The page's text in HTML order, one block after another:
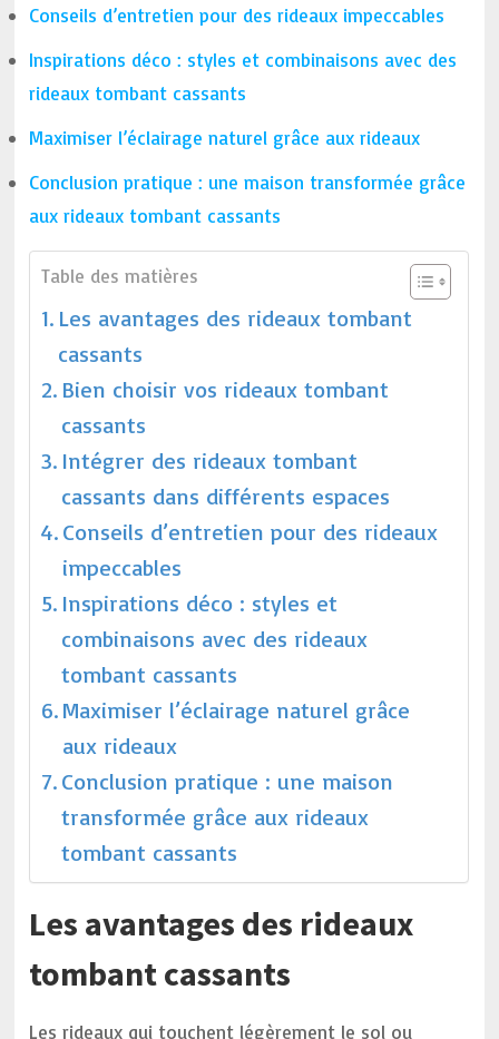
Conseils d’entretien pour des rideaux impeccables
Inspirations déco : styles et combinaisons avec des
rideaux tombant cassants
Maximiser l’éclairage naturel grâce aux rideaux
Conclusion pratique : une maison transformée grâce
aux rideaux tombant cassants
Table des matières
Les avantages des rideaux tombant
cassants
Bien choisir vos rideaux tombant
cassants
Intégrer des rideaux tombant
cassants dans différents espaces
Conseils d’entretien pour des rideaux
impeccables
Inspirations déco : styles et
combinaisons avec des rideaux
tombant cassants
Maximiser l’éclairage naturel grâce
aux rideaux
Conclusion pratique : une maison
transformée grâce aux rideaux
tombant cassants
Les avantages des rideaux
tombant cassants
Les rideaux qui touchent légèrement le sol ou